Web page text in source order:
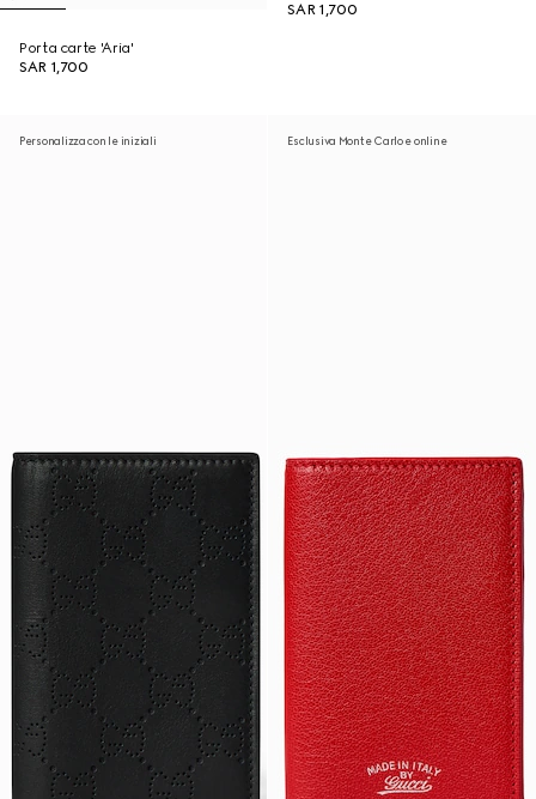
Porta carte 'Aria'
SAR 1,700
SAR 1,700
Personalizza con le iniziali Esclusiva Monte Carlo e online